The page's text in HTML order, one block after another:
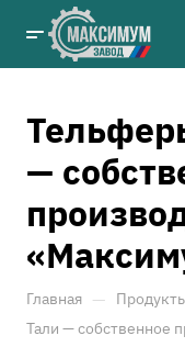
—
Главная —
Тали — собственное